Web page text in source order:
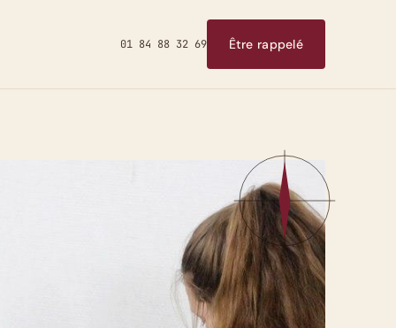
01 84 88 32 69 Être rappelé